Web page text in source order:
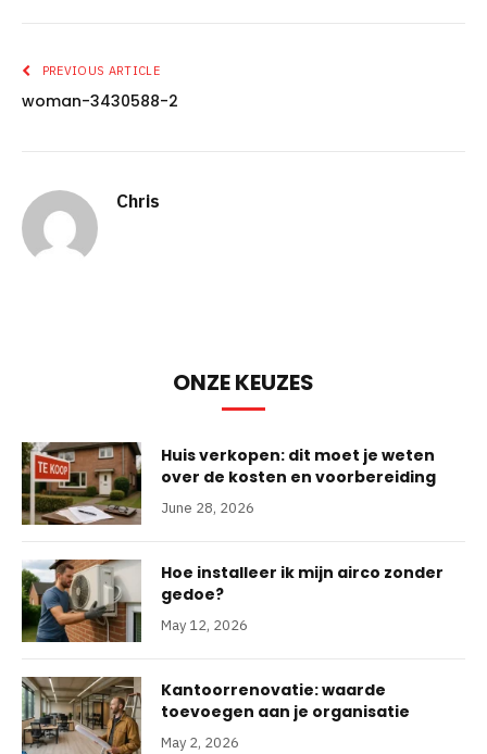
PREVIOUS ARTICLE
woman-3430588-2
Chris
ONZE KEUZES
Huis verkopen: dit moet je weten
over de kosten en voorbereiding
June 28, 2026
Hoe installeer ik mijn airco zonder
gedoe?
May 12, 2026
Kantoorrenovatie: waarde
toevoegen aan je organisatie
May 2, 2026